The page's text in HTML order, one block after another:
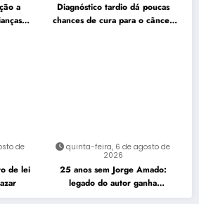
a
é
Diagnóstico tardio dá poucas
chances de cura para o câncer
de
de lei
quinta-feira, 6 de agosto de
2026
25 anos sem Jorge Amado:
legado do autor ganha
celebração na Flipelô